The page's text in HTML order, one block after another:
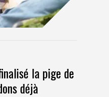
la pige de
déjà